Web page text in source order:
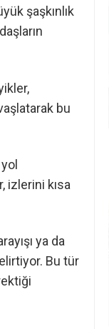
şaşkınlık
bu
izlerini kısa
ya da
Bu tür